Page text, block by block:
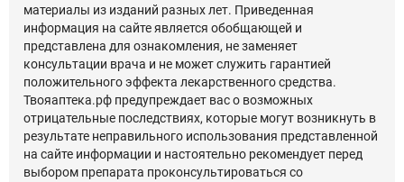
материалы из изданий разных лет. Приведенная
информация на сайте является обобщающей и
представлена для ознакомления, не заменяет
консультации врача и не может служить гарантией
положительного эффекта лекарственного средства.
Твояаптека.рф предупреждает вас о возможных
отрицательные последствиях, которые могут возникнуть в
результате неправильного использования представленной
на сайте информации и настоятельно рекомендует перед
выбором препарата проконсультироваться со